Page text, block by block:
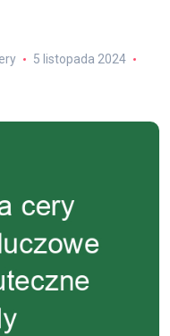
5 listopada 2024